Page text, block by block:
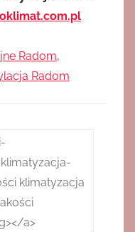
Radom,
Radom